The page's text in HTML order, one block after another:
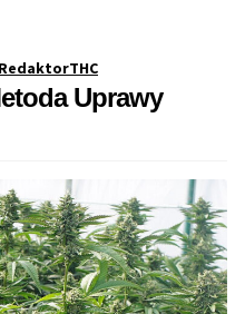
RedaktorTHC
Uprawy